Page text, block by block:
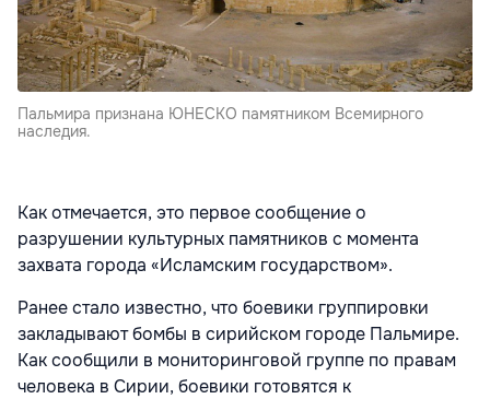
Пальмира признана ЮНЕСКО памятником Всемирного
наследия.
Как отмечается, это первое сообщение о
разрушении культурных памятников с момента
захвата города «Исламским государством».
Ранее стало известно, что боевики группировки
закладывают бомбы в сирийском городе Пальмире.
Как сообщили в мониторинговой группе по правам
человека в Сирии, боевики готовятся к